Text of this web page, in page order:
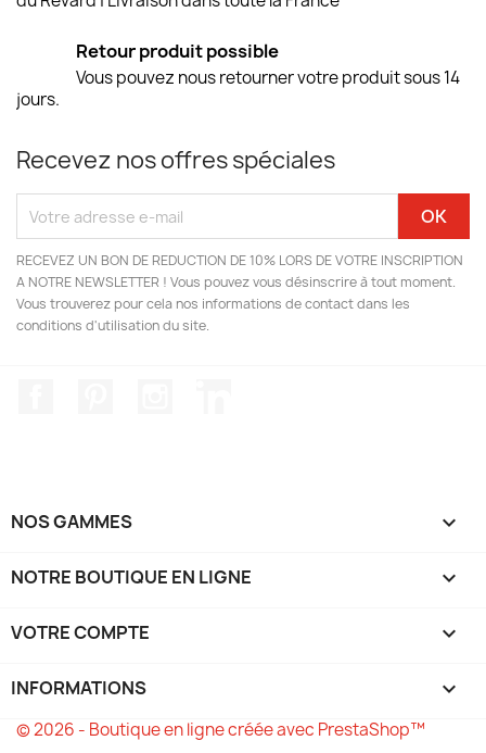
Retour produit possible
Vous pouvez nous retourner votre produit sous 14
jours.
Recevez nos offres spéciales
RECEVEZ UN BON DE REDUCTION DE 10% LORS DE VOTRE INSCRIPTION
A NOTRE NEWSLETTER ! Vous pouvez vous désinscrire à tout moment.
Vous trouverez pour cela nos informations de contact dans les
conditions d'utilisation du site.
NOS GAMMES 
NOTRE BOUTIQUE EN LIGNE 
VOTRE COMPTE 
INFORMATIONS keyboard_arrow_down
© 2026 - Boutique en ligne créée avec PrestaShop™